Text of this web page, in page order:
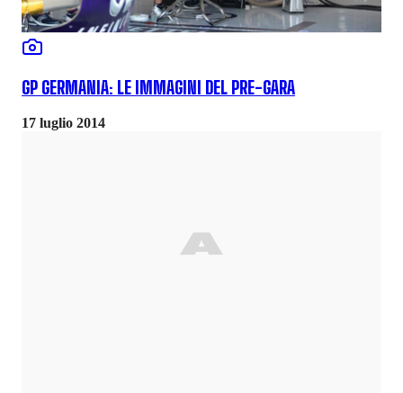
GP GERMANIA: LE IMMAGINI DEL PRE-GARA
17 luglio 2014